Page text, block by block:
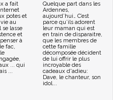
a fait
potes et
au
se lasse
et
à
fac,
... qui
...
Quelque part dans les
Ardennes,
aujourd’hui… C’est
parce qu’ils adorent
leur maman qui est
en train de disparaitre,
que les membres de
cette famille
décomposée décident
de lui offrir le plus
incroyable des
cadeaux d'adieu:
Dave, le chanteur, son
idol...